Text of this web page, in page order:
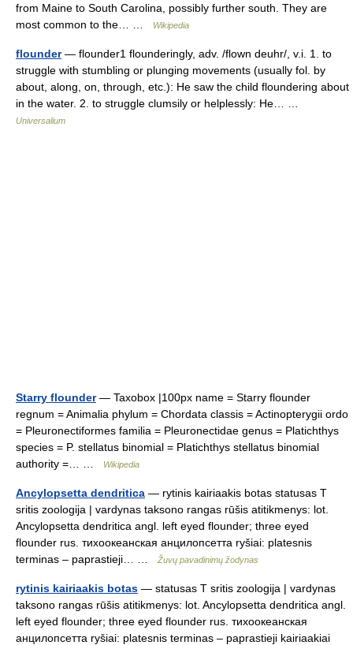
from Maine to South Carolina, possibly further south. They are
most common to the… …
Wikipedia
flounder— flounder1 flounderingly, adv. /flown deuhr/, v.i. 1. to
struggle with stumbling or plunging movements (usually fol. by
about, along, on, through, etc.): He saw the child floundering about
in the water. 2. to struggle clumsily or helplessly: He… …
Universalium
Starry flounder— Taxobox |100px name = Starry flounder
regnum = Animalia phylum = Chordata classis = Actinopterygii ordo
= Pleuronectiformes familia = Pleuronectidae genus = Platichthys
species = P. stellatus binomial = Platichthys stellatus binomial
authority =… …
Wikipedia
Ancylopsetta dendritica — rytinis kairiaakis botas statusas T
sritis zoologija | vardynas taksono rangas rūšis atitikmenys: lot.
Ancylopsetta dendritica angl. left eyed flounder; three eyed
flounder rus. тихоокеанская анцилопсетта ryšiai: platesnis
terminas – paprastieji… …
Žuvų pavadinimų žodynas
rytinis kairiaakis botas — statusas T sritis zoologija | vardynas
taksono rangas rūšis atitikmenys: lot. Ancylopsetta dendritica angl.
left eyed flounder; three eyed flounder rus. тихоокеанская
анцилопсетта ryšiai: platesnis terminas – paprastieji kairiaakiai